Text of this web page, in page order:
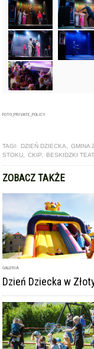
FOTO_PRIVATE_POLICY
TAGI: DZIEŃ DZIECKA, GMINA
STOKU, CKIP, BESKIDZKI
ZOBACZ TAKŻE
GALERIA
Dzień Dziecka w